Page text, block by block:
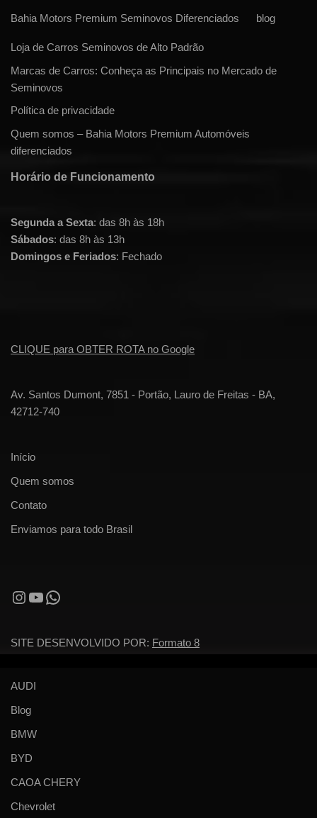
Bahia Motors Premium Seminovos Diferenciados blog
Loja de Carros Seminovos de Alto Padrão
Marcas de Carros: Conheça as Principais no Mercado de
Seminovos
Política de privacidade
Quem somos – Bahia Motors Premium Automóveis
diferenciados
Horário de Funcionamento
Segunda a Sexta: das 8h às 18h
Sábados: das 8h às 13h
Domingos e Feriados: Fechado
CLIQUE para OBTER ROTA no Google
Av. Santos Dumont, 7851 - Portão, Lauro de Freitas - BA,
42712-740
Início
Quem somos
Contato
Enviamos para todo Brasil
SITE DESENVOLVIDO POR: Formato 8
AUDI
Blog
BMW
BYD
CAOA CHERY
Chevrolet